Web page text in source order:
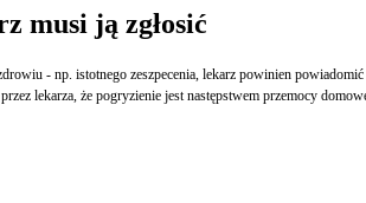
musi ją zgłosić
- np. istotnego zeszpecenia, lekarz powinien
lekarza, że pogryzienie jest następstwem przemocy